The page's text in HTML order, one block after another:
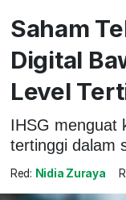
Saham
Digital
Level
IHSG menguat
tertinggi dalam
Red: Nidia Zuraya